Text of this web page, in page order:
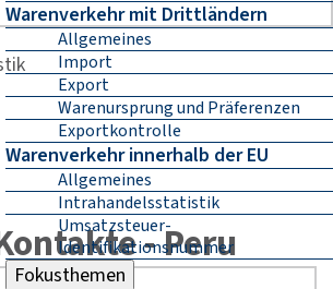
Warenverkehr mit Drittländern
Allgemeines
Import
Export
Warenursprung und Präferenzen
Exportkontrolle
Warenverkehr innerhalb der EU
Allgemeines
Intrahandelsstatistik
Umsatzsteuer-
Identifikationsnummer
Fokusthemen
- Peru